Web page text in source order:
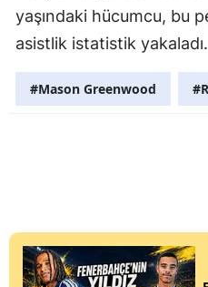
yaşındaki hücumcu, bu
asistlik istatistik yakaladı.
#Mason Greenwood